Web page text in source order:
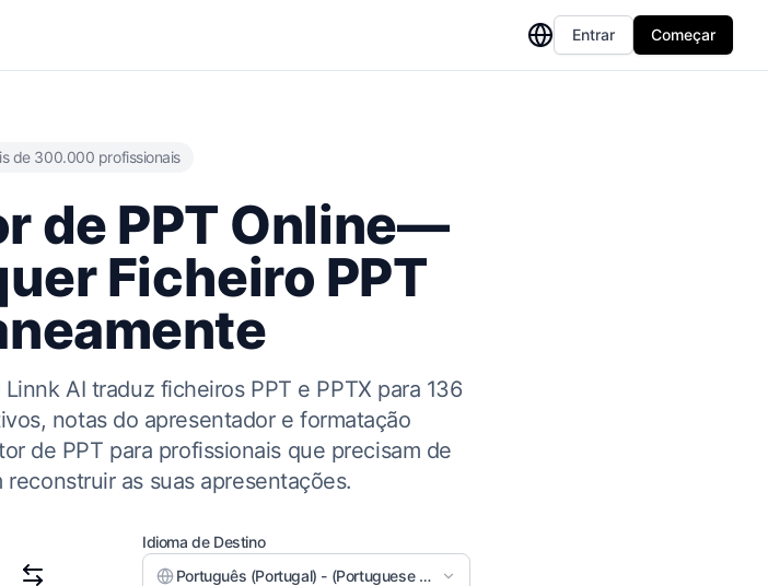
Entrar Começar
de 300.000 profissionais
de PPT Online—
Ficheiro PPT
AI traduz ficheiros PPT e PPTX para 136
notas do apresentador e formatação
de PPT para profissionais que precisam de
as suas apresentações.
Idioma de Destino
Português (Portugal) - (Portuguese (Portugal))